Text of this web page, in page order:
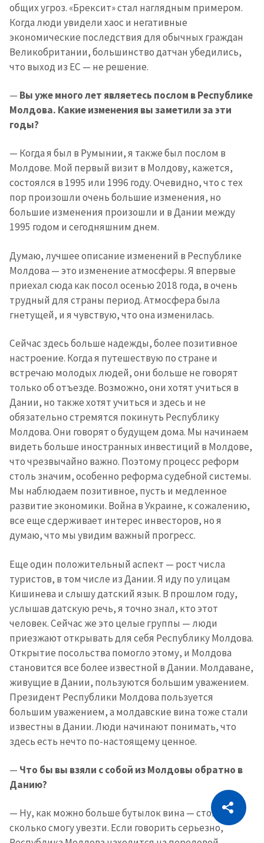
Скопировать ссылку
общих угроз. «Брексит» стал наглядным примером.
Когда люди увидели хаос и негативные
экономические последствия для обычных граждан
Великобритании, большинство датчан убедились,
что выход из ЕС — не решение.
— Вы уже много лет являетесь послом в Республике
Молдова. Какие изменения вы заметили за эти
годы?
— Когда я был в Румынии, я также был послом в
Молдове. Мой первый визит в Молдову, кажется,
состоялся в 1995 или 1996 году. Очевидно, что с тех
пор произошли очень большие изменения, но
большие изменения произошли и в Дании между
1995 годом и сегодняшним днем.
Думаю, лучшее описание изменений в Республике
Молдова — это изменение атмосферы. Я впервые
приехал сюда как посол осенью 2018 года, в очень
трудный для страны период. Атмосфера была
гнетущей, и я чувствую, что она изменилась.
Сейчас здесь больше надежды, более позитивное
настроение. Когда я путешествую по стране и
встречаю молодых людей, они больше не говорят
только об отъезде. Возможно, они хотят учиться в
Дании, но также хотят учиться и здесь и не
обязательно стремятся покинуть Республику
Молдова. Они говорят о будущем дома. Мы начинаем
видеть больше иностранных инвестиций в Молдове,
что чрезвычайно важно. Поэтому процесс реформ
столь значим, особенно реформа судебной системы.
Мы наблюдаем позитивное, пусть и медленное
развитие экономики. Война в Украине, к сожалению,
все еще сдерживает интерес инвесторов, но я
думаю, что мы увидим важный прогресс.
Еще один положительный аспект — рост числа
туристов, в том числе из Дании. Я иду по улицам
Кишинева и слышу датский язык. В прошлом году,
услышав датскую речь, я точно знал, кто этот
человек. Сейчас же это целые группы — люди
приезжают открывать для себя Республику Молдова.
Открытие посольства помогло этому, и Молдова
становится все более известной в Дании. Молдаване,
живущие в Дании, пользуются большим уважением.
Президент Республики Молдова пользуется
большим уважением, а молдавские вина тоже стали
известны в Дании. Люди начинают понимать, что
здесь есть нечто по-настоящему ценное.
— Что бы вы взяли с собой из Молдовы обратно в
Данию?
— Ну, как можно больше бутылок вина — столько,
сколько смогу увезти. Если говорить серьезно,
Citește articolul